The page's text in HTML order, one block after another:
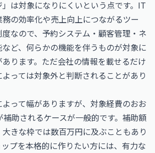
は対象になりにくいという点です。IT
の効率化や売上向上につながるツー
なので、予約システム・顧客管理・ネ
ど、何らかの機能を伴うものが対象に
ります。ただ会社の情報を載せるだけ
っては対象外と判断されることがあり
って幅がありますが、対象経費のおお
補助されるケースが一般的です。補助額
きな枠では数百万円に及ぶこともあり
プを本格的に作りたい方には、有力な